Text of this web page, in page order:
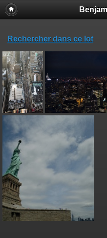
Rechercher dans ce lot